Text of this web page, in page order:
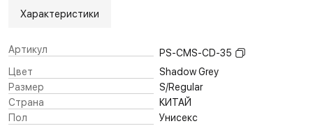
Характеристики
Артикул
PS-CMS-CD-35
Цвет
Shadow Grey
Размер
S/Regular
Страна
КИТАЙ
Пол
Унисекс